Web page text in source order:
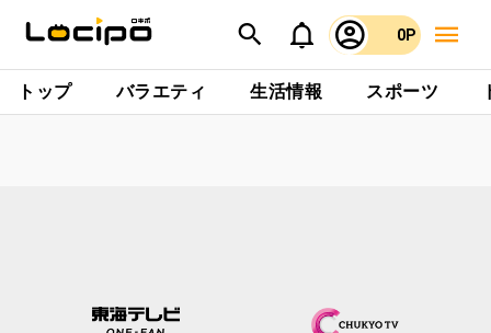
0P
トップ バラエティ 生活情報 スポーツ